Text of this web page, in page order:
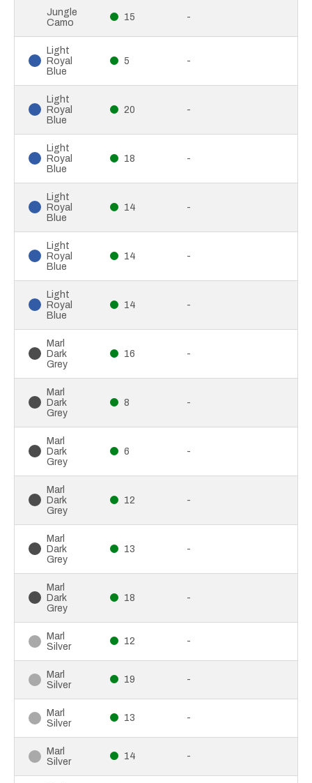
Jungle
Camo
15 -
Light
Royal
Blue
5 -
Light
Royal
Blue
20 -
Light
Royal
Blue
18 -
Light
Royal
Blue
14 -
Light
Royal
Blue
14 -
Light
Royal
Blue
14 -
Marl
Dark
Grey
16 -
Marl
Dark
Grey
8 -
Marl
Dark
Grey
6 -
Marl
Dark
Grey
12 -
Marl
Dark
Grey
13 -
Marl
Dark
Grey
18 -
Marl
Silver
12 -
Marl
Silver
19 -
Marl
Silver
13 -
Marl
Silver
14 -